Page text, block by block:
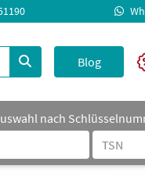
Blog
nach